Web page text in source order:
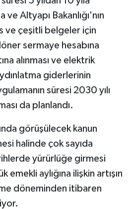
ve Altyapı Bakanlığı'nın
ve çeşitli belgeler için
sermaye hesabına
alınması ve elektrik
giderlerinin
süresi 2030 yılı
da planlandı.
görüşülecek kanun
halinde çok sayıda
yürürlüğe girmesi
emekli aylığına ilişkin artışın
döneminden itibaren